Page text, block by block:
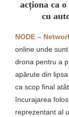
acționa ca
cu
NODE –
online unde
drona pentru a
apărute din
ca scop final
încurajarea
reprezentant al